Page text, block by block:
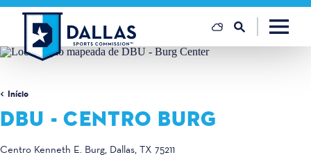
Saltar para o conteúdo
Início
DBU - CENTRO BURG
Centro Kenneth E. Burg Dallas, TX 75211